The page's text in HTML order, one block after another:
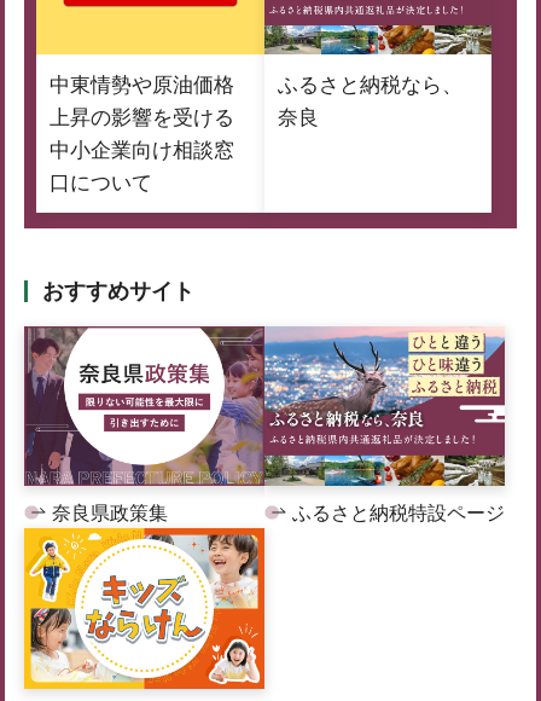
中東情勢や原油価格
上昇の影響を受ける
中小企業向け相談窓
口について
ふるさと納税なら、
奈良
おすすめサイト
奈良県政策集 ふるさと納税特設ページ